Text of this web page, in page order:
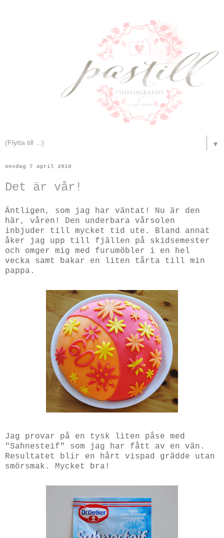
▼
onsdag 7 april 2010
Det är vår!
Äntligen, som jag har väntat! Nu är den
här, våren! Den underbara vårsolen
inbjuder till mycket tid ute. Bland annat
åker jag upp till fjällen på skidsemester
och omger mig med furumöbler i en hel
vecka samt bakar en liten tårta till min
pappa.
Jag provar på en tysk liten påse med
"Sahnesteif" som jag har fått av en vän.
Resultatet blir en hårt vispad grädde utan
smörsmak. Mycket bra!